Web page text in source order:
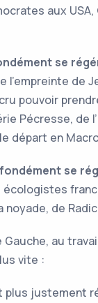
aux
se
l’empreinte de
pouvoir
Pécresse, de
le départ en
se
écologistes
noyade, de
au
vite :
plus justement